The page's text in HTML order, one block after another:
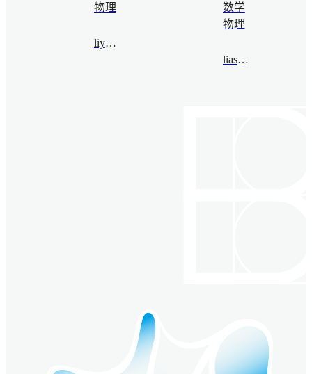
物理
liyong@bimsa.cn
数学
物理
liashyk@bimsa.cn